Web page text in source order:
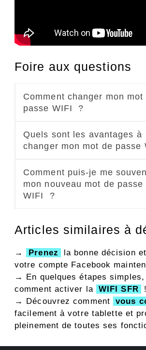
Foire aux questions
Comment changer mon mot
passe WIFI ?
Quels sont les avantages à
changer mon mot de passe
Comment puis-je me
mon nouveau mot de passe
WIFI ?
Articles similaires à
→ Prenez
la bonne décision
votre compte Facebook
→ En quelques étapes simples,
comment activer la WIFI SFR
!
→ Découvrez comment
vous
facilement à votre tablette et
pleinement de toutes ses